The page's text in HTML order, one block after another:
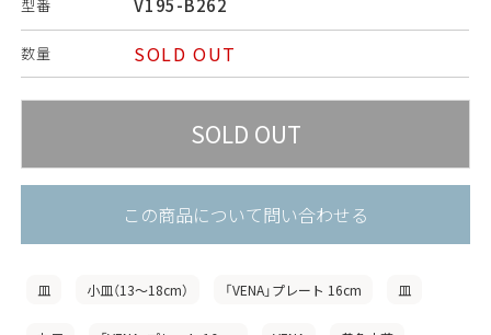
型番 V195-B262
数量 SOLD OUT
この商品について問い合わせる
皿 小皿（13〜18cm） 「VENA」プレート 16cm 皿